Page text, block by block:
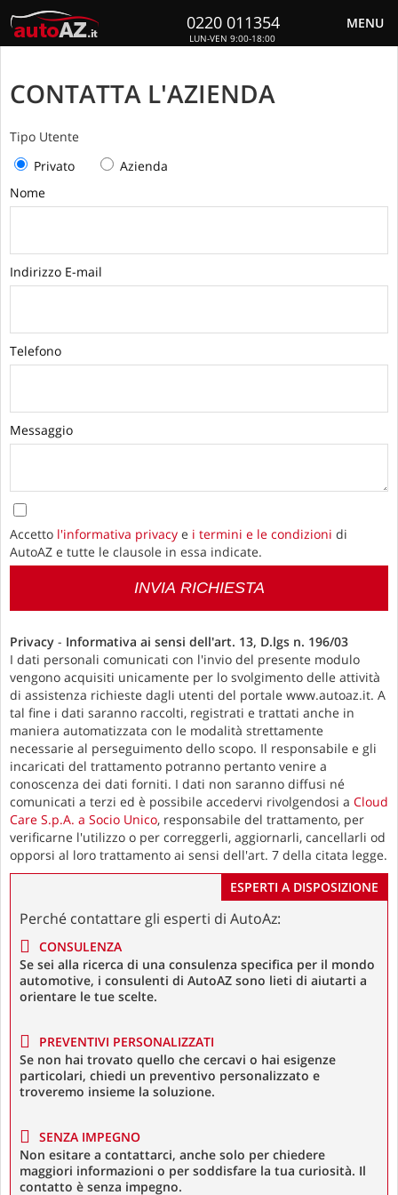
MENU
0220 011354
LUN-VEN 9:00-18:00
CONTATTA L'AZIENDA
Tipo Utente
Privato
Azienda
Nome
Indirizzo E-mail
Telefono
Messaggio
Accetto l'informativa privacy e i termini e le condizioni di
AutoAZ e tutte le clausole in essa indicate.
INVIA RICHIESTA
Privacy - Informativa ai sensi dell'art. 13, D.lgs n. 196/03
I dati personali comunicati con l'invio del presente modulo
vengono acquisiti unicamente per lo svolgimento delle attività
di assistenza richieste dagli utenti del portale www.autoaz.it. A
tal fine i dati saranno raccolti, registrati e trattati anche in
maniera automatizzata con le modalità strettamente
necessarie al perseguimento dello scopo. Il responsabile e gli
incaricati del trattamento potranno pertanto venire a
conoscenza dei dati forniti. I dati non saranno diffusi né
comunicati a terzi ed è possibile accedervi rivolgendosi a Cloud
Care S.p.A. a Socio Unico, responsabile del trattamento, per
verificarne l'utilizzo o per correggerli, aggiornarli, cancellarli od
opporsi al loro trattamento ai sensi dell'art. 7 della citata legge.
ESPERTI A DISPOSIZIONE
Perché contattare gli esperti di AutoAz:
CONSULENZA
Se sei alla ricerca di una consulenza specifica per il mondo
automotive, i consulenti di AutoAZ sono lieti di aiutarti a
orientare le tue scelte.
PREVENTIVI PERSONALIZZATI
Se non hai trovato quello che cercavi o hai esigenze
particolari, chiedi un preventivo personalizzato e
troveremo insieme la soluzione.
SENZA IMPEGNO
Non esitare a contattarci, anche solo per chiedere
maggiori informazioni o per soddisfare la tua curiosità. Il
contatto è senza impegno.